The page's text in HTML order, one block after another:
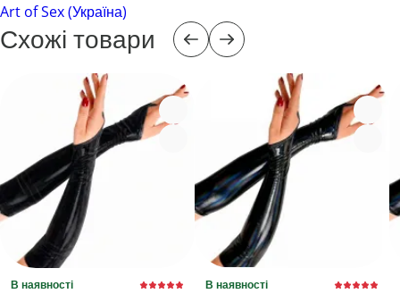
Art of Sex (Україна)
Схожі товари
В наявності В наявності